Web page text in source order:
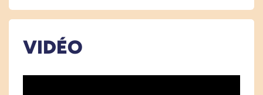
quotidien. Cette culotte esthétique et
confrontées à l’incontinence légère et est
conçue pour garantir bien-être, hygiène et
VIDÉO